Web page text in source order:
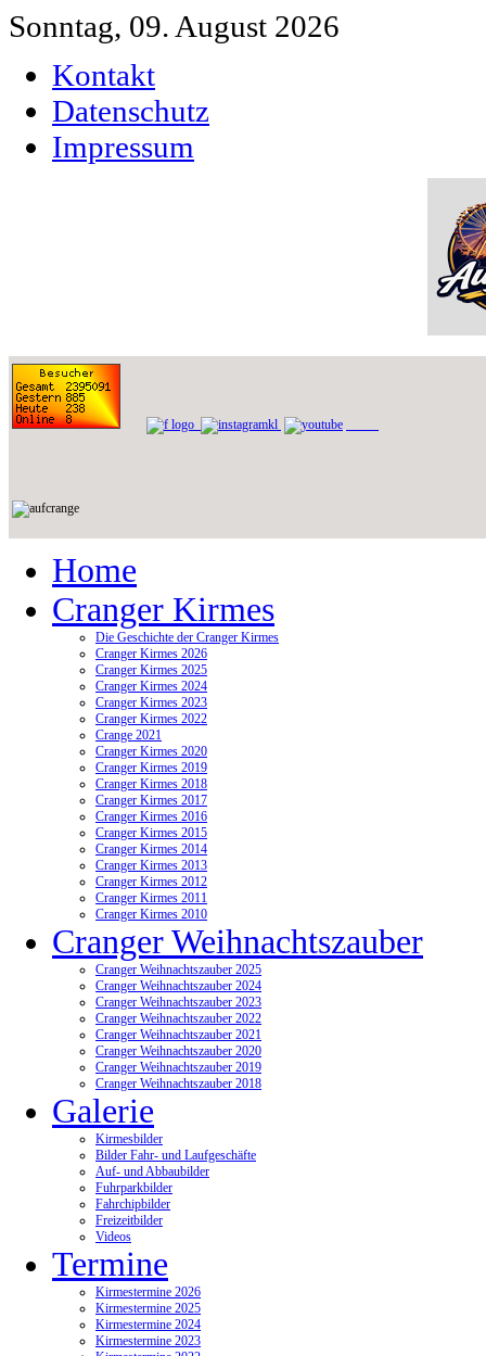
Sonntag, 09. August 2026
Kontakt
Datenschutz
Impressum
Home
Cranger Kirmes
Die Geschichte der Cranger Kirmes
Cranger Kirmes 2026
Cranger Kirmes 2025
Cranger Kirmes 2024
Cranger Kirmes 2023
Cranger Kirmes 2022
Crange 2021
Cranger Kirmes 2020
Cranger Kirmes 2019
Cranger Kirmes 2018
Cranger Kirmes 2017
Cranger Kirmes 2016
Cranger Kirmes 2015
Cranger Kirmes 2014
Cranger Kirmes 2013
Cranger Kirmes 2012
Cranger Kirmes 2011
Cranger Kirmes 2010
Cranger Weihnachtszauber
Cranger Weihnachtszauber 2025
Cranger Weihnachtszauber 2024
Cranger Weihnachtszauber 2023
Cranger Weihnachtszauber 2022
Cranger Weihnachtszauber 2021
Cranger Weihnachtszauber 2020
Cranger Weihnachtszauber 2019
Cranger Weihnachtszauber 2018
Galerie
Kirmesbilder
Bilder Fahr- und Laufgeschäfte
Auf- und Abbaubilder
Fuhrparkbilder
Fahrchipbilder
Freizeitbilder
Videos
Termine
Kirmestermine 2026
Kirmestermine 2025
Kirmestermine 2024
Kirmestermine 2023